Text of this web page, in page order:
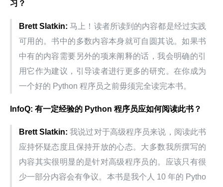
习？
Brett Slatkin: 马上！读者所读到的内容都是经过实践
可用的。书中的多数内容本身就可自圆其说。如果书
中有的内容需要另外的项来阐释的话，我会明确的引
用它作为建议，引导读者进行更多的研究。在你成为
一个好的 Python 程序员之前毋须完全读完本书。
InfoQ: 有一定经验的 Python 程序员应如何阅读此书？
Brett Slatkin: 我说过对于高级程序员来说，阅读此书
应持怀疑态度且保持开放的心态。大多数我所撰写的
内容其实很明显的是针对高级程序员的。应该只有很
少一部分内容会有争议。本书是我个人 10 年的 Pytho